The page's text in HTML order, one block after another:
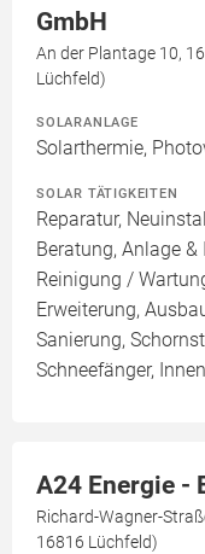
GmbH
An der Plantage 10,
Lüchfeld)
SOLARANLAGE
Solarthermie,
SOLAR TÄTIGKEITEN
Reparatur,
Beratung, Anlage
Reinigung /
Erweiterung,
Sanierung,
Schneefänger,
A24 Energie -
Richard-Wagner-
16816 Lüchfeld)